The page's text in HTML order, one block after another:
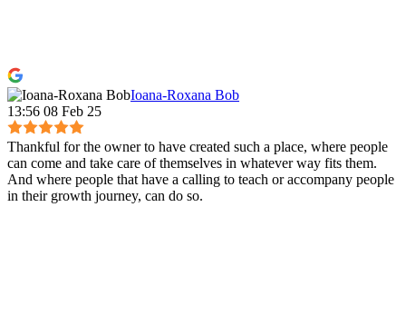
Ioana-Roxana Bob
13:56 08 Feb 25
Thankful for the owner to have created such a place, where people
can come and take care of themselves in whatever way fits them.
And where people that have a calling to teach or accompany people
in their growth journey, can do so.